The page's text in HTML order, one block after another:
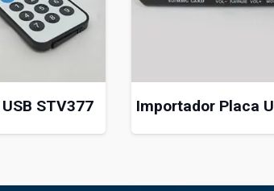
STV377 Importador Placa